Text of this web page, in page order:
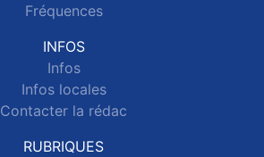
Fréquences
INFOS
Infos
Infos locales
Contacter la rédac
RUBRIQUES